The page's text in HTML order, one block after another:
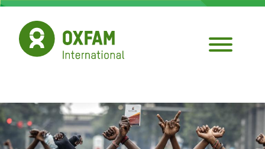
Pasar
contenido
principal